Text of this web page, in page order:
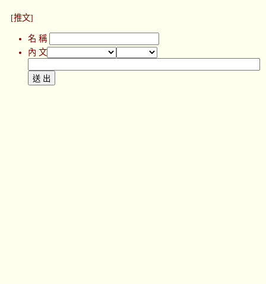
[推文]
名 稱
內 文